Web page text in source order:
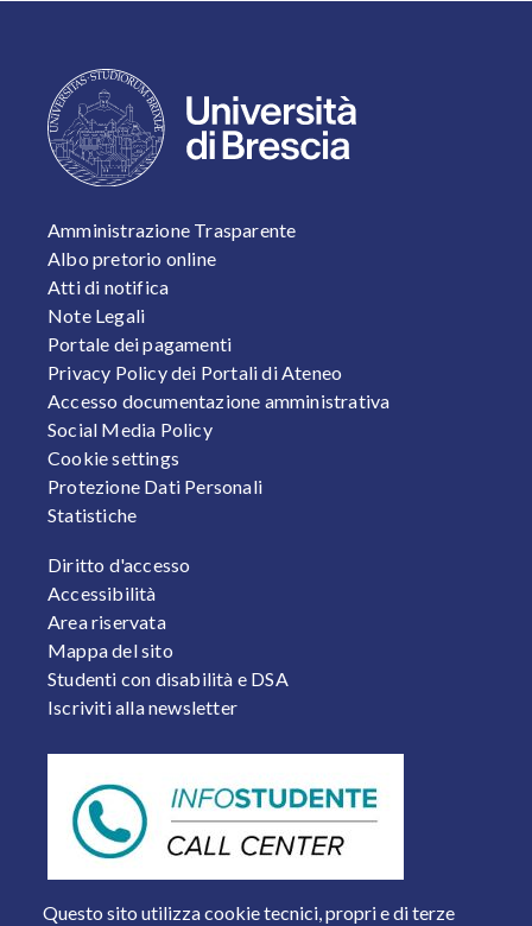
Questo sito utilizza cookie tecnici, propri e di terze
FOOTER 1
Amministrazione Trasparente
Albo pretorio online
Atti di notifica
Note Legali
Portale dei pagamenti
Privacy Policy dei Portali di Ateneo
Accesso documentazione amministrativa
Social Media Policy
Cookie settings
Protezione Dati Personali
Statistiche
FOOTER 2
Diritto d'accesso
Accessibilità
Area riservata
Mappa del sito
Studenti con disabilità e DSA
Iscriviti alla newsletter